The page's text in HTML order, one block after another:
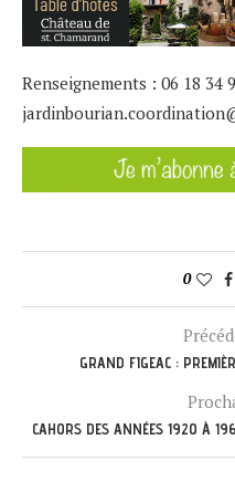
Renseignements : 06 18 34
0
GRAND FIGEAC :
CAHORS DES ANNÉES 1920 À